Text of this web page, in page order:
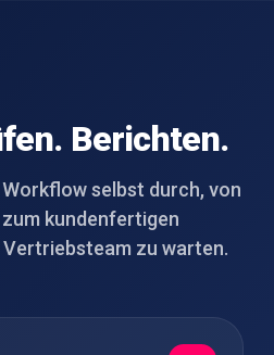
Berichten.
selbst durch, von
kundenfertigen
zu warten.